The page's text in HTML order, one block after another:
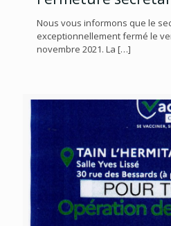
Nous vous informons que le
exceptionnellement fermé le
novembre 2021. La […]